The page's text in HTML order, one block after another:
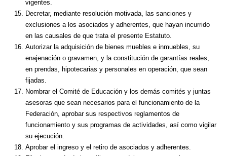
vigentes.
Decretar, mediante resolución motivada, las sanciones y
exclusiones a los asociados y adherentes, que hayan incurrido
en las causales de que trata el presente Estatuto.
Autorizar la adquisición de bienes muebles e inmuebles, su
enajenación o gravamen, y la constitución de garantías reales,
en prendas, hipotecarias y personales en operación, que sean
fijadas.
Nombrar el Comité de Educación y los demás comités y juntas
asesoras que sean necesarios para el funcionamiento de la
Federación, aprobar sus respectivos reglamentos de
funcionamiento y sus programas de actividades, así como vigilar
su ejecución.
Aprobar el ingreso y el retiro de asociados y adherentes.